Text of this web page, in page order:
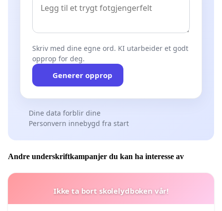
Skriv med dine egne ord. KI utarbeider et godt
opprop for deg.
Generer opprop
Dine data forblir dine
Personvern innebygd fra start
Andre underskriftkampanjer du kan ha interesse av
Ikke ta bort skolelydboken vår!